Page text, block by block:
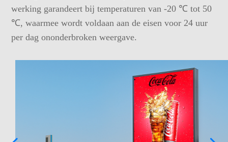
werking garandeert bij temperaturen van -20 ℃ tot 50
℃, waarmee wordt voldaan aan de eisen voor 24 uur
per dag ononderbroken weergave.